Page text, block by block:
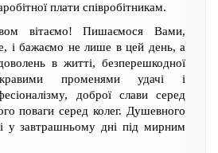
плати співробітникам.
вітаємо! Пишаємося Вами,
і бажаємо не лише в цей день, а
в житті, безперешкодної
променями удачі і
доброї слави серед
поваги серед колег. Душевного
у завтрашньому дні під мирним